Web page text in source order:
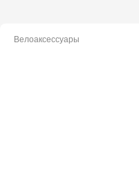
Велоаксессуары